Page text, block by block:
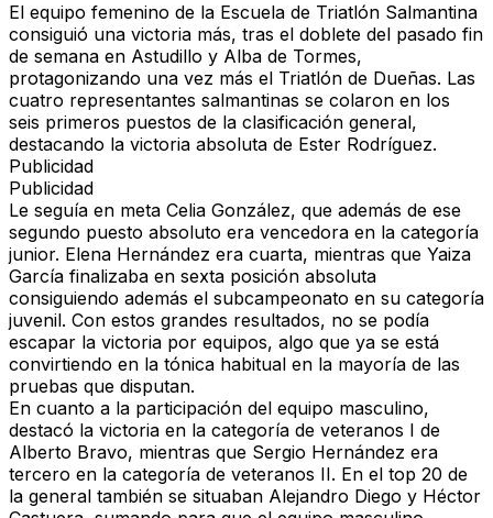
El equipo femenino de la Escuela de Triatlón Salmantina
consiguió una victoria más, tras el doblete del pasado fin
de semana en Astudillo y Alba de Tormes,
protagonizando una vez más el Triatlón de Dueñas. Las
cuatro representantes salmantinas se colaron en los
seis primeros puestos de la clasificación general,
destacando la victoria absoluta de Ester Rodríguez.
Publicidad
Publicidad
Le seguía en meta Celia González, que además de ese
segundo puesto absoluto era vencedora en la categoría
junior. Elena Hernández era cuarta, mientras que Yaiza
García finalizaba en sexta posición absoluta
consiguiendo además el subcampeonato en su categoría
juvenil. Con estos grandes resultados, no se podía
escapar la victoria por equipos, algo que ya se está
convirtiendo en la tónica habitual en la mayoría de las
pruebas que disputan.
En cuanto a la participación del equipo masculino,
destacó la victoria en la categoría de veteranos I de
Alberto Bravo, mientras que Sergio Hernández era
tercero en la categoría de veteranos II. En el top 20 de
la general también se situaban Alejandro Diego y Héctor